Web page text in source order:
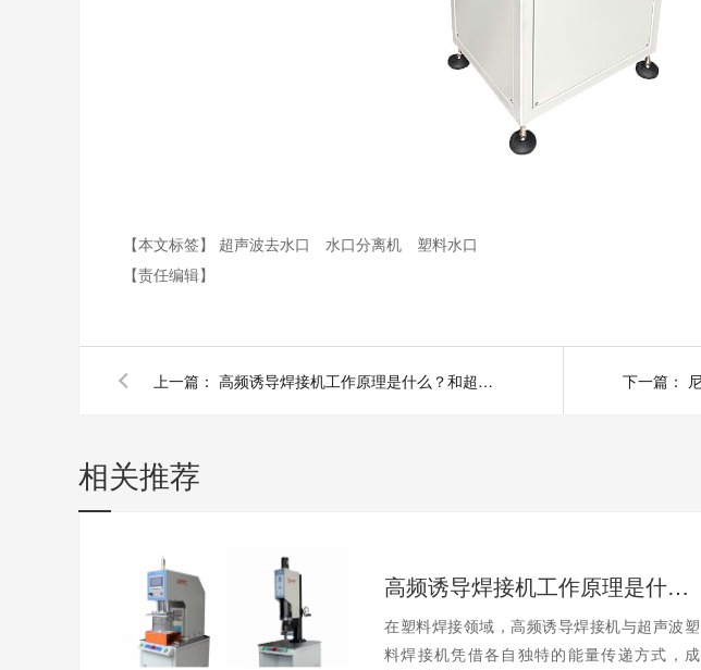
【本文标签】 超声波去水口 水口分离机
塑料水口
【责任编辑】
上一篇： 高频诱导焊接机工作原理是什么？和超声波塑料焊接有何区别？ 下一篇：
相关推荐
高频诱导焊接机工作原理是什么？和超声波塑料焊接有何区别？
在塑料焊接领域，高频诱导焊接机与超声波塑
料焊接机凭借各自独特的能量传递方式，成